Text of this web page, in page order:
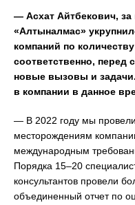
— Асхат Айтбекович, за
«Алтыналмас»
компаний по
соответственно, перед
новые вызовы и
в компании в данное
— В 2022 году мы
месторождениям
международным
Порядка 15–20
консультантов провели
объединенный отчет по